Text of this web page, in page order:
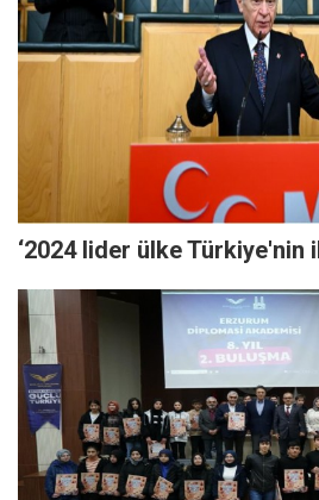
‘2024 lider ülke Türkiye'nin